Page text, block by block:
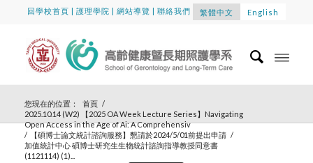
回學校首頁 |護理學院 |網站導覽 | 聯絡我們 繁體中文 English
您現在的位置： 首頁 /
2025.10.14 (W2) 【2025 OA Week Lecture Series】Navigating
Open Access in the Age of Ai: A Comprehensiv
/
【碩博士論文統計諮詢服務】懇請於2024/5/01前提出申請 /
加值統計中心 碩博士研究生生物統計諮詢指導教授同意書
(1121114) (1)...